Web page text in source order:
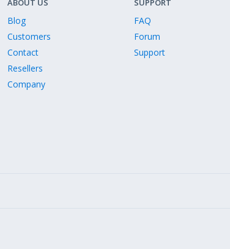
ABOUT US
Blog
Customers
Contact
Resellers
Company
SUPPORT
FAQ
Forum
Support